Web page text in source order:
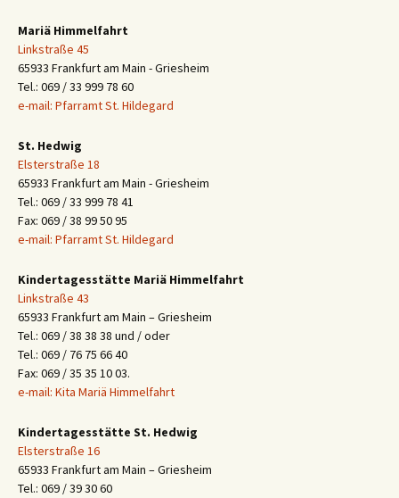
Mariä Himmelfahrt
Linkstraße 45
65933 Frankfurt am Main - Griesheim
Tel.: 069 / 33 999 78 60
e-mail: Pfarramt St. Hildegard
St. Hedwig
Elsterstraße 18
65933 Frankfurt am Main - Griesheim
Tel.: 069 / 33 999 78 41
Fax: 069 / 38 99 50 95
e-mail: Pfarramt St. Hildegard
Kindertagesstätte Mariä Himmelfahrt
Linkstraße 43
65933 Frankfurt am Main – Griesheim
Tel.: 069 / 38 38 38 und / oder
Tel.: 069 / 76 75 66 40
Fax: 069 / 35 35 10 03.
e-mail: Kita Mariä Himmelfahrt
Kindertagesstätte St. Hedwig
Elsterstraße 16
65933 Frankfurt am Main – Griesheim
Tel.: 069 / 39 30 60